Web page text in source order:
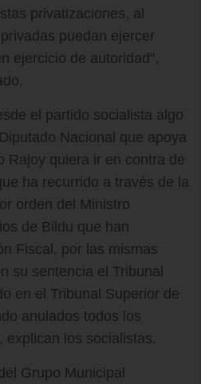
privatizaciones, al
puedan ejercer
ejercicio de autoridad",
el partido socialista algo
Nacional que apoya
Rajoy quiera ir en contra de
ha recurrido a través de la
orden del Ministro
de Bildu que han
Fiscal, por las mismas
su sentencia el Tribunal
en el Tribunal Superior de
anulados todos los
explican los socialistas.
Grupo Municipal